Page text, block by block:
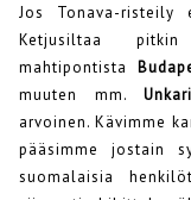
Jos Tonava-
Ketjusiltaa
mahtipontista
muuten mm.
arvoinen. Kävimme
pääsimme jostain
suomalaisia